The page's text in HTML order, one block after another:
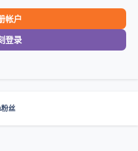
帐户
登录
粉丝